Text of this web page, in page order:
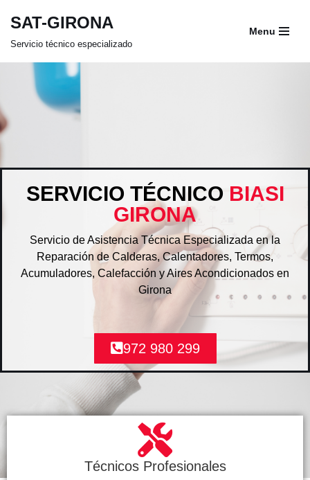
contenido
SAT-GIRONA
Servicio técnico especializado
Menu
SERVICIO TÉCNICO BIASI
GIRONA
Servicio de Asistencia Técnica Especializada en la
Reparación de Calderas, Calentadores, Termos,
Acumuladores, Calefacción y Aires Acondicionados en
Girona
972 980 299
Técnicos Profesionales